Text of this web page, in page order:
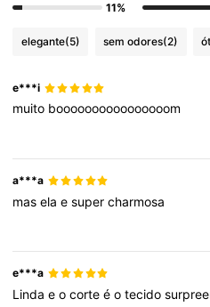
11%
elegante(5) sem odores(2)
e***i
muito boooooooooooooooom
a***a
maselaesupercharmosa
e***a
Lindaeocorteéotecido